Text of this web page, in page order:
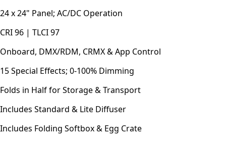
24 x 24" Panel; AC/DC Operation
CRI 96 | TLCI 97
Onboard, DMX/RDM, CRMX & App Control
15 Special Effects; 0-100% Dimming
Folds in Half for Storage & Transport
Includes Standard & Lite Diffuser
Includes Folding Softbox & Egg Crate